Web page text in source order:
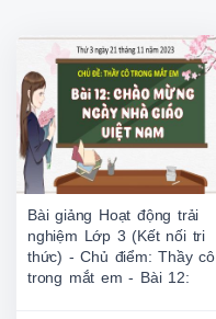
Bài giảng Hoạt động trải
nghiệm Lớp 3 (Kết nối tri
thức) - Chủ điểm: Thầy cô
trong mắt em - Bài 12: